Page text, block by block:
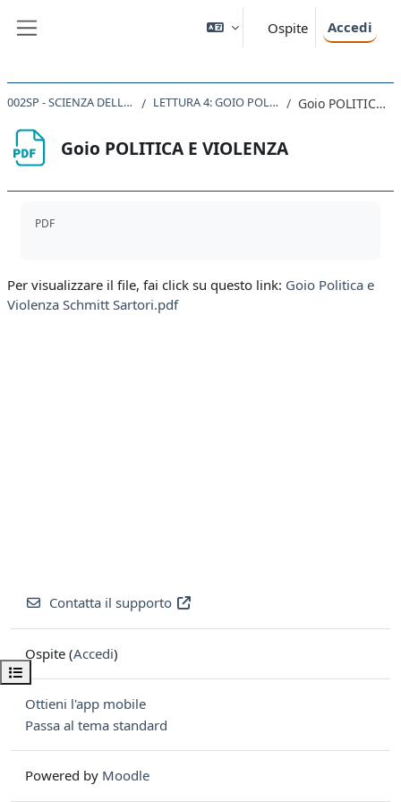
Ospite Accedi
Apri indice del corso
002SP - SCIENZA DELLA POLITICA 2021 LETTURA 4: GOIO POLITICA E VIOLENZA Goio POLITICA E VIOLENZA
Goio POLITICA E VIOLENZA
PDF
Per visualizzare il file, fai click su questo link: Goio Politica e
Violenza Schmitt Sartori.pdf
Contatta il supporto
Ospite (Accedi)
Ottieni l'app mobile
Passa al tema standard
Powered by Moodle